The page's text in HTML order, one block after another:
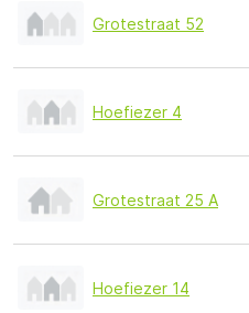
Grotestraat 52
Hoefiezer 4
Grotestraat 25 A
Hoefiezer 14